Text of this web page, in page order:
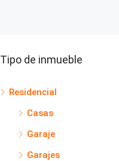
Tipo de inmueble
Residencial
Casas
Garaje
Garajes